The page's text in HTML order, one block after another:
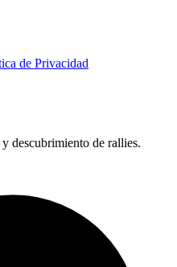
de Privacidad
descubrimiento de rallies.